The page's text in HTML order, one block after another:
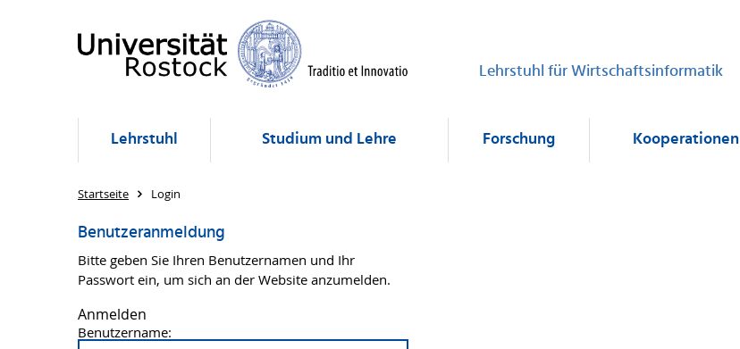
Lehrstuhl für Wirtschaftsinformatik
Lehrstuhl Studium und Lehre Forschung Kooperationen
Startseite Login
Benutzeranmeldung
Bitte geben Sie Ihren Benutzernamen und Ihr
Passwort ein, um sich an der Website anzumelden.
Anmelden
Benutzername: